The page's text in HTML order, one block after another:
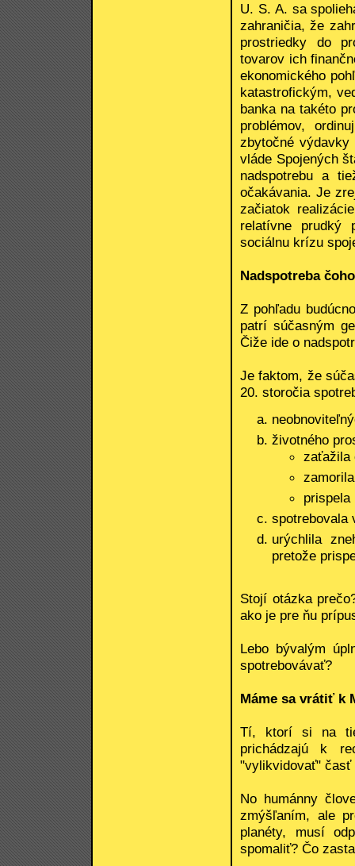
U. S. A. sa
zahraničia, že
prostriedky do
tovarov ich
ekonomického
katastrofickým,
banka na takéto
problémov,
zbytočné
vláde Spojených
nadspotrebu a
očakávania. Je
začiatok
relatívne prudký
sociálnu krízu
Nadspotreba
Z pohľadu
patrí súčasným
Čiže ide o
Je faktom, že
20. storočia
životného
zaťažila
spotrebovala
urýchlila
pretože
Stojí otázka
ako je pre ňu
Lebo bývalým
spotrebovávať?
Máme sa vrátiť k
Tí, ktorí si na
prichádzajú k
"vylikvidovať" časť
No humánny
zmýšľaním, ale
planéty, musí
spomaliť? Čo